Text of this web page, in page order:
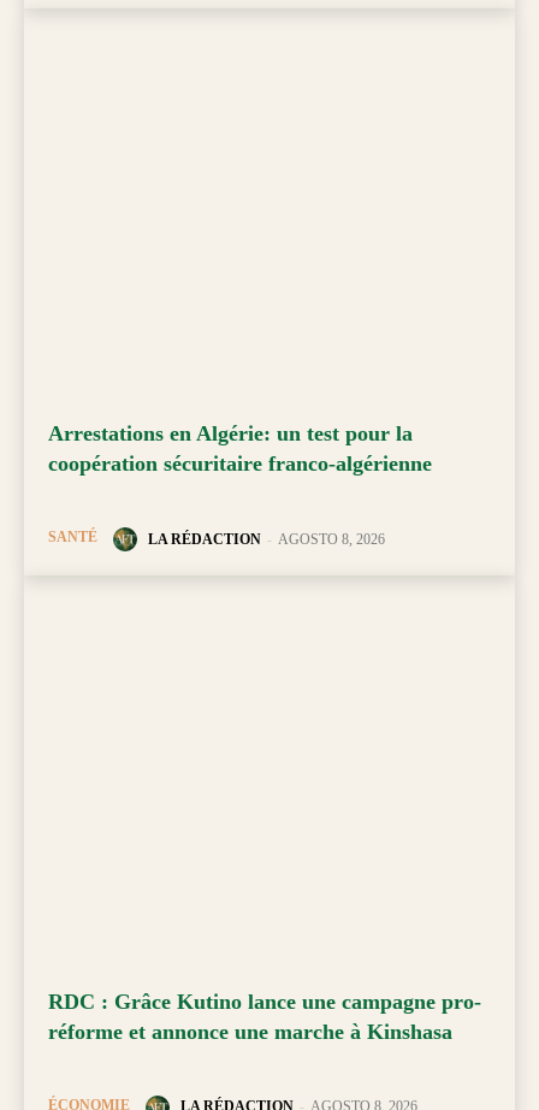
Arrestations en Algérie: un test pour la
coopération sécuritaire franco-algérienne
SANTÉ LA RÉDACTION - AGOSTO 8, 2026
RDC : Grâce Kutino lance une campagne pro-
réforme et annonce une marche à Kinshasa
ÉCONOMIE